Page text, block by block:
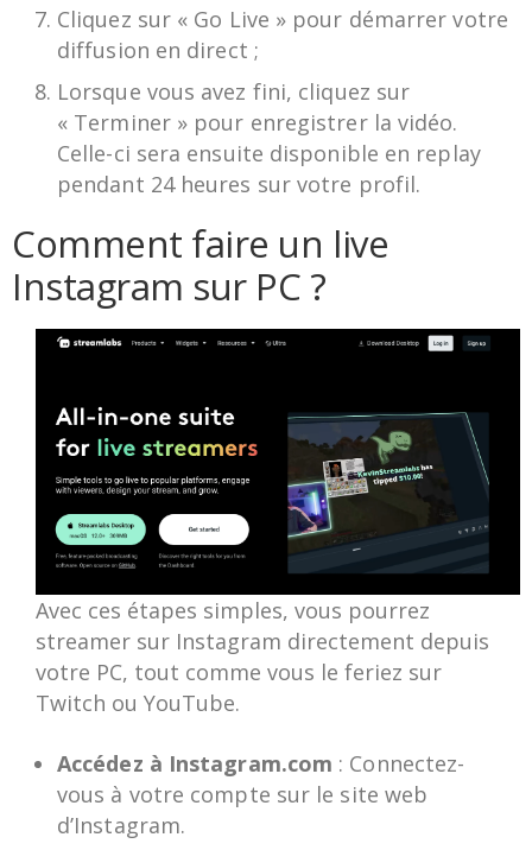
Cliquez sur « Go Live » pour démarrer votre
diffusion en direct ;
Lorsque vous avez fini, cliquez sur
« Terminer » pour enregistrer la vidéo.
Celle-ci sera ensuite disponible en replay
pendant 24 heures sur votre profil.
Comment faire un live
Instagram sur PC ?
Avec ces étapes simples, vous pourrez
streamer sur Instagram directement depuis
votre PC, tout comme vous le feriez sur
Twitch ou YouTube.
Accédez à Instagram.com : Connectez-
vous à votre compte sur le site web
d’Instagram.